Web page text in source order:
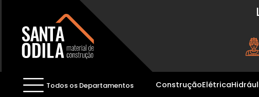
Todos os Departamentos ConstruçãoElétrica